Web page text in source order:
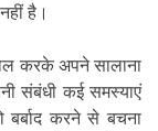
है।
करके अपने सालाना
संबंधी कई समस्याएं
बर्बाद करने से बचना